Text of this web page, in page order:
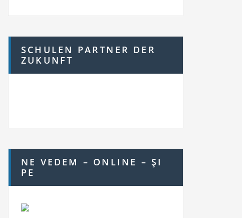
SCHULEN PARTNER DER
ZUKUNFT
NE VEDEM – ONLINE – ŞI
PE